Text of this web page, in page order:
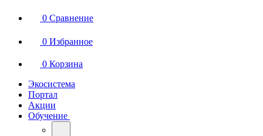
0 Сравнение
0 Избранное
0 Корзина
Экосистема
Портал
Акции
Обучение